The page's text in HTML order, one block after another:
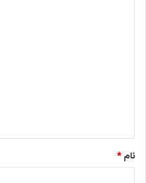
نام*